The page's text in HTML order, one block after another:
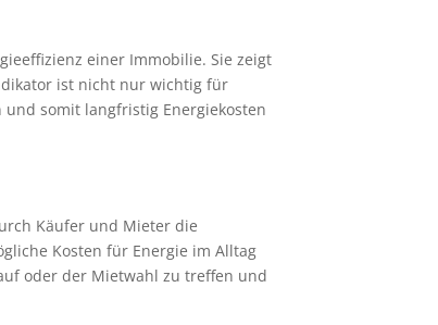
einer Immobilie. Sie zeigt
ist nicht nur wichtig für
somit langfristig Energiekosten
Käufer und Mieter die
Kosten für Energie im Alltag
oder der Mietwahl zu treffen und